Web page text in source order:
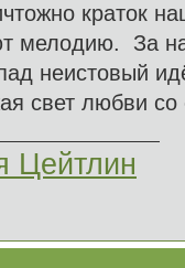
краток
мелодию. За
неистовый
свет любви
Цейтлин